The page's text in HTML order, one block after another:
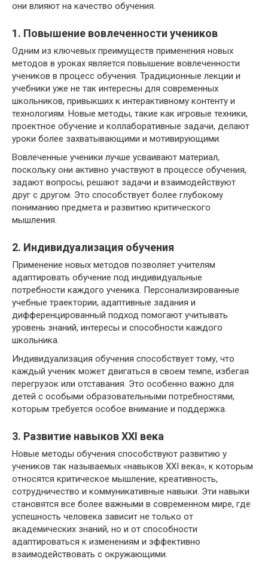
они влияют на качество обучения.
1. Повышение вовлеченности учеников
Одним из ключевых преимуществ применения новых
методов в уроках является повышение вовлеченности
учеников в процесс обучения. Традиционные лекции и
учебники уже не так интересны для современных
школьников, привыкших к интерактивному контенту и
технологиям. Новые методы, такие как игровые техники,
проектное обучение и коллаборативные задачи, делают
уроки более захватывающими и мотивирующими.
Вовлеченные ученики лучше усваивают материал,
поскольку они активно участвуют в процессе обучения,
задают вопросы, решают задачи и взаимодействуют
друг с другом. Это способствует более глубокому
пониманию предмета и развитию критического
мышления.
2. Индивидуализация обучения
Применение новых методов позволяет учителям
адаптировать обучение под индивидуальные
потребности каждого ученика. Персонализированные
учебные траектории, адаптивные задания и
дифференцированный подход помогают учитывать
уровень знаний, интересы и способности каждого
школьника.
Индивидуализация обучения способствует тому, что
каждый ученик может двигаться в своем темпе, избегая
перегрузок или отставания. Это особенно важно для
детей с особыми образовательными потребностями,
которым требуется особое внимание и поддержка.
3. Развитие навыков XXI века
Новые методы обучения способствуют развитию у
учеников так называемых «навыков XXI века», к которым
относятся критическое мышление, креативность,
сотрудничество и коммуникативные навыки. Эти навыки
становятся все более важными в современном мире, где
успешность человека зависит не только от
академических знаний, но и от способности
адаптироваться к изменениям и эффективно
взаимодействовать с окружающими.